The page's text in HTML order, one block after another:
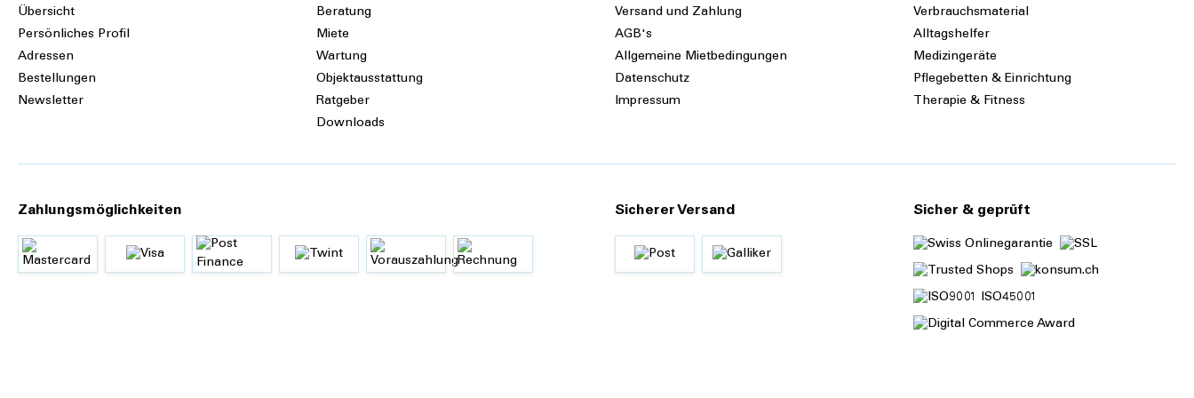
Thema >>
Steril:
Übersicht
Persönliches Profil
Adressen
Bestellungen
Newsletter
Beratung
Miete
Wartung
Objektausstattung
Ratgeber
Downloads
Versand und Zahlung
AGB's
Allgemeine Mietbedingungen
Datenschutz
Impressum
Verbrauchsmaterial
Alltagshelfer
Medizingeräte
Pflegebetten & Einrichtung
Therapie & Fitness
Zahlungsmöglichkeiten Sicherer Versand Sicher & geprüft